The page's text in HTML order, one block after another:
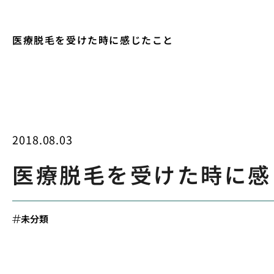
医療脱毛を受けた時に感じたこと
2018.08.03
医療脱毛を受けた時に
未分類